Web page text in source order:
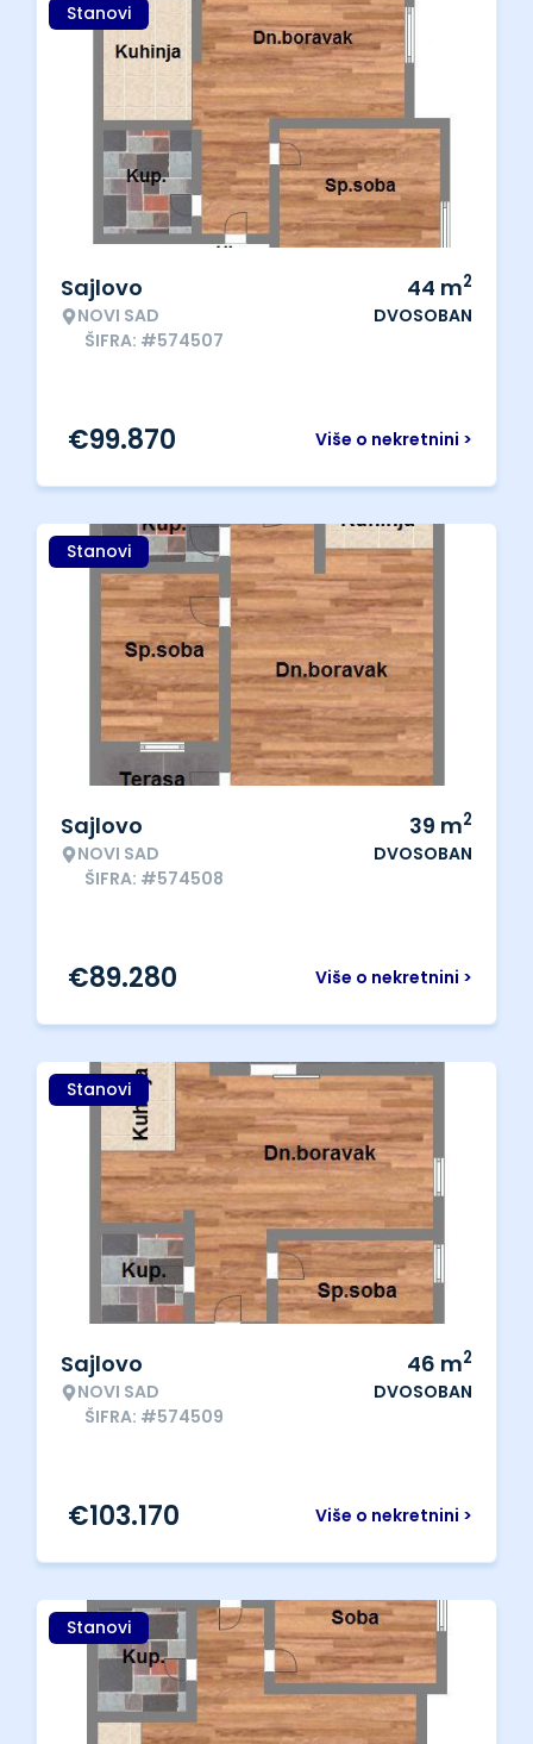
Stanovi
Sajlovo
NOVI SAD
ŠIFRA: #574507
44 m2
DVOSOBAN
Više o nekretnini >
€99.870
Stanovi
Sajlovo
NOVI SAD
ŠIFRA: #574508
39 m2
DVOSOBAN
Više o nekretnini >
€89.280
Stanovi
Sajlovo
NOVI SAD
ŠIFRA: #574509
46 m2
DVOSOBAN
Više o nekretnini >
€103.170
Stanovi